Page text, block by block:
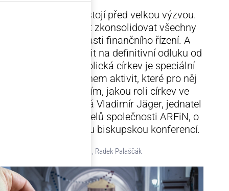
Velký klient, který stojí před velkou výzvou.
Během několika let zkonsolidovat všechny
své aktivity v oblasti finančního řízení. A
postupně se připravit na definitivní odluku od
státu. „Římskokatolická církev je speciální
partner. Jak rozsahem aktivit, které pro něj
zajišťujeme, tak tím, jakou roli církev ve
společnosti má,“ říká Vladimír Jäger, jednatel
a jeden ze zakladatelů společnosti ARFiN, o
spolupráci s Českou biskupskou konferencí.
3.11.2021 , Radek Palaščák